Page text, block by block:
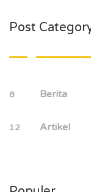
Post
8 Berita
12 Artikel